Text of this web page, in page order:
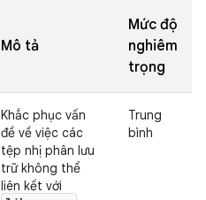
Mô tả
Mức độ
nghiêm
trọng
Khắc phục vấn
đề về việc các
tệp nhị phân lưu
trữ không thể
liên kết với
Trung
bình